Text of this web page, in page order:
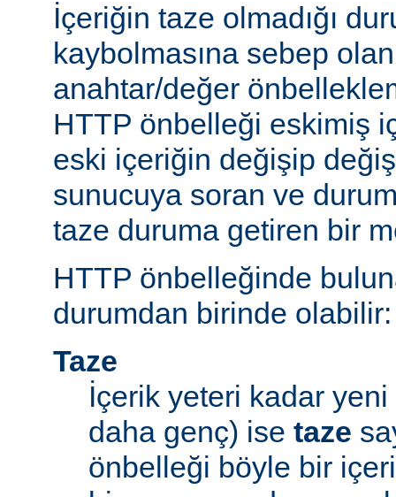
İçeriğin taze olmadığı
kaybolmasına sebep
anahtar/değer
HTTP önbelleği eskimiş
eski içeriğin değişip
sunucuya soran ve
taze duruma getiren bir
HTTP önbelleğinde
durumdan birinde olabilir:
Taze
İçerik yeteri kadar yeni
daha genç) ise taze
önbelleği böyle bir